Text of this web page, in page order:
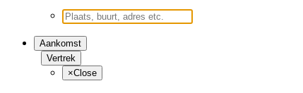
Aankomst
Vertrek
×Close